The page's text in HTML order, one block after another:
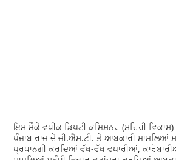
ਇਸ ਮੌਕੇ ਵਧੀਕ ਡਿਪਟੀ ਕਮਿਸ਼ਨਰ (ਸ਼ਹਿਰੀ
ਪੰਜਾਬ ਰਾਜ ਦੇ ਜੀ.ਐਸ.ਟੀ. ਤੇ ਆਬਕਾਰੀ ਮਾਮਲਿਆਂ
ਪ੍ਰਧਾਨਗੀ ਕਰਦਿਆਂ ਵੱਖ-ਵੱਖ ਵਪਾਰੀਆਂ,